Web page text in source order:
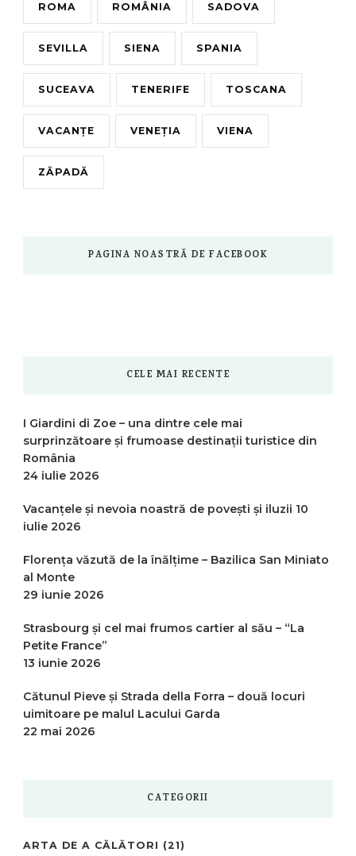
ROMA ROMÂNIA SADOVA
SEVILLA SIENA SPANIA
SUCEAVA TENERIFE TOSCANA
VACANȚE VENEȚIA VIENA
ZĂPADĂ
PAGINA NOASTRĂ DE FACEBOOK
CELE MAI RECENTE
I Giardini di Zoe – una dintre cele mai
surprinzătoare și frumoase destinații turistice din
România
24 iulie 2026
Vacanțele și nevoia noastră de povești și iluzii 10
iulie 2026
Florența văzută de la înălțime – Bazilica San Miniato
al Monte
29 iunie 2026
Strasbourg și cel mai frumos cartier al său – “La
Petite France”
13 iunie 2026
Cătunul Pieve și Strada della Forra – două locuri
uimitoare pe malul Lacului Garda
22 mai 2026
CATEGORII
ARTA DE A CĂLĂTORI (21)